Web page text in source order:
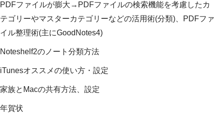
PDFファイルが膨大→PDFファイルの検索機能を考慮したカ
テゴリーやマスターカテゴリーなどの活用術(分類)、PDFファ
イル整理術(主にGoodNotes4)
Noteshelf2のノート分類方法
iTunesオススメの使い方・設定
家族とMacの共有方法、設定
年賀状